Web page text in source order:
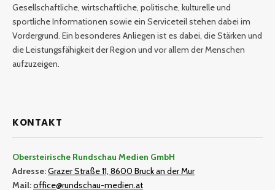
Gesellschaftliche, wirtschaftliche, politische, kulturelle und
sportliche Informationen sowie ein Serviceteil stehen dabei im
Vordergrund. Ein besonderes Anliegen ist es dabei, die Stärken und
die Leistungsfähigkeit der Region und vor allem der Menschen
aufzuzeigen.
KONTAKT
Obersteirische Rundschau Medien GmbH
Adresse:Grazer Straße 11, 8600 Bruck an der Mur
Mail:office@rundschau-medien.at